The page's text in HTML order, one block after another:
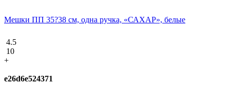
Мешки ПП 35?38 см, одна ручка, «САХАР», белые
4.5
10
+
e26d6e524371